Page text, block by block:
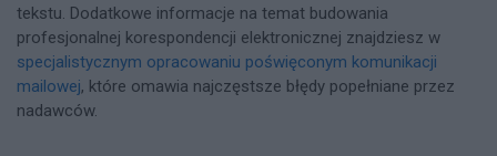
tekstu. Dodatkowe informacje na temat budowania
profesjonalnej korespondencji elektronicznej znajdziesz w
specjalistycznym opracowaniu poświęconym komunikacji
mailowej, które omawia najczęstsze błędy popełniane przez
nadawców.